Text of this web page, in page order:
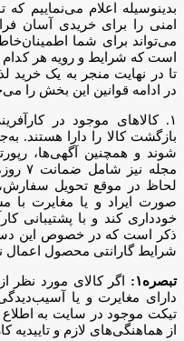
بدینوسیله اعلام می‌نماییم
امنی را برای خریدی آسان
می‌تواند برای شما
است که شرایط و رویه هر
تا در نهایت منجر به یک
در ادامه قوانین این بخش را
بازگشت کالا را دارا هستند.
شوند و همچنین آگهی‌ها،
مجله
لحاظ در موقع تحویل
صورت ایراد و یا مغایرت
خودداری کند و با پشتیبانی
ذکر است که در خصوص این دسته
شرایط گارانتی محصول اعمال
تبصره۱:
اگر کالای مورد
تیکت موجود در سایت به اطلاع
از هماهنگی‌های لازم و